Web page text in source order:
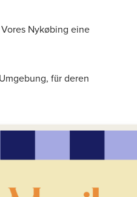
Nykøbing eine
für deren